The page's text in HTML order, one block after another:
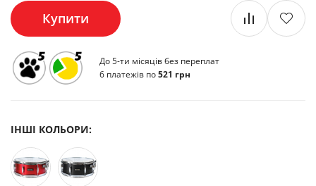
Купити
До 5-ти місяців без переплат
6 платежів по521 грн
ІНШІ КОЛЬОРИ: